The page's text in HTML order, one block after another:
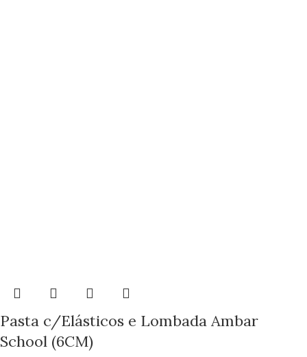
Pasta c/Elásticos e Lombada Ambar
School (6CM)